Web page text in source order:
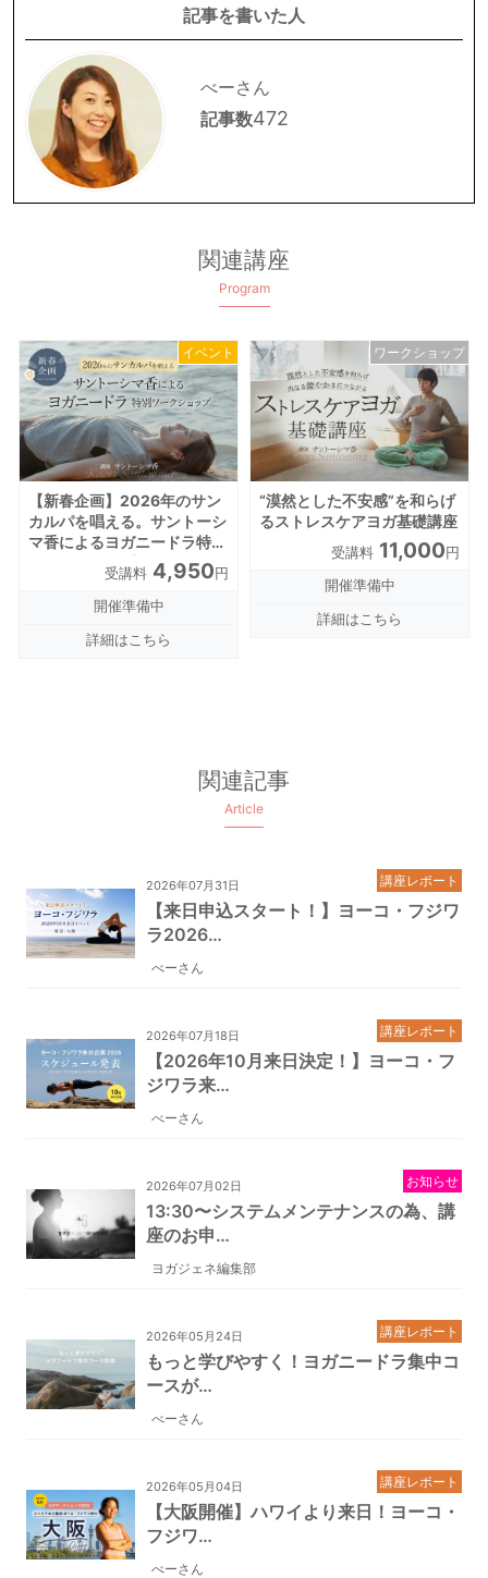
記事を書いた人
べーさん
記事数472
関連講座
Program
【新春企画】2026年のサン
カルパを唱える。サントーシ
マ香によるヨガニードラ特別
ワークショップ
受講料 4,950円
開催準備中
詳細はこちら
イベント
“漠然とした不安感”を和らげ
るストレスケアヨガ基礎講座
受講料 11,000円
開催準備中
詳細はこちら
ワークショップ
関連記事
Article
2026年07月31日
【来日申込スタート！】ヨーコ・フジワ
ラ2026…
べーさん
講座レポート
2026年07月18日
【2026年10月来日決定！】ヨーコ・フ
ジワラ来…
べーさん
講座レポート
2026年07月02日
13:30〜システムメンテナンスの為、講
座のお申…
ヨガジェネ編集部
お知らせ
2026年05月24日
もっと学びやすく！ヨガニードラ集中コ
ースが…
べーさん
講座レポート
2026年05月04日
【大阪開催】ハワイより来日！ヨーコ・
フジワ…
べーさん
講座レポート